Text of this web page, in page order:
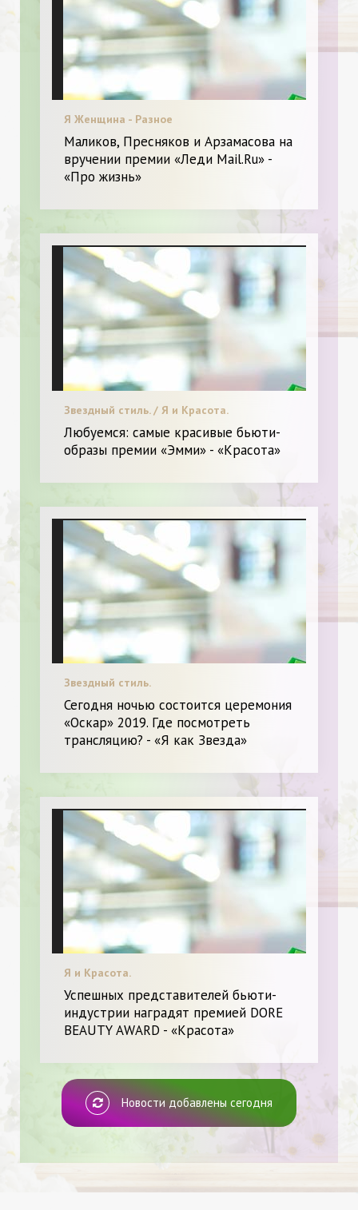
Я Женщина - Разное
Маликов, Пресняков и Арзамасова на
вручении премии «Леди Mail.Ru» -
«Про жизнь»
Звездный стиль. / Я и Красота.
Любуемся: самые красивые бьюти-
образы премии «Эмми» - «Красота»
Звездный стиль.
Сегодня ночью состоится церемония
«Оскар» 2019. Где посмотреть
трансляцию? - «Я как Звезда»
Я и Красота.
Успешных представителей бьюти-
индустрии наградят премией DORE
BEAUTY AWARD - «Красота»
Новости добавлены сегодня